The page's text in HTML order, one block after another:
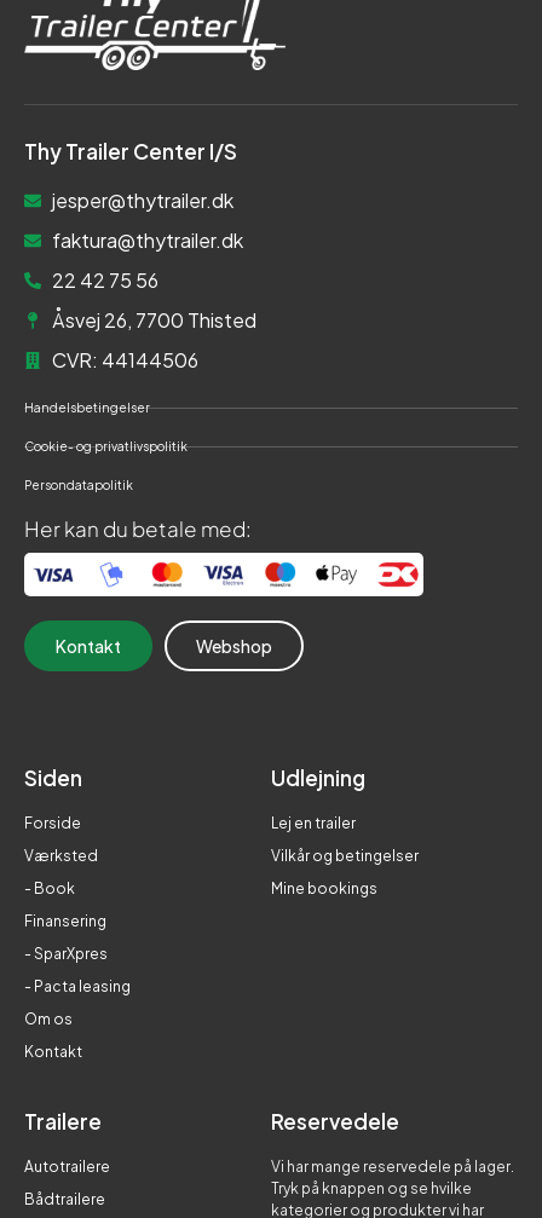
Thy Trailer Center I/S
jesper@thytrailer.dk
faktura@thytrailer.dk
22 42 75 56
Åsvej 26, 7700 Thisted
CVR: 44144506
Handelsbetingelser
Cookie- og privatlivspolitik
Persondatapolitik
Her kan du betale med:
Kontakt Webshop
Siden
Forside
Værksted
- Book
Finansering
- SparXpres
- Pacta leasing
Om os
Kontakt
Udlejning
Lej en trailer
Vilkår og betingelser
Mine bookings
Trailere
Autotrailere
Bådtrailere
Reservedele
Vi har mange reservedele på lager.
Tryk på knappen og se hvilke
kategorier og produkter vi har